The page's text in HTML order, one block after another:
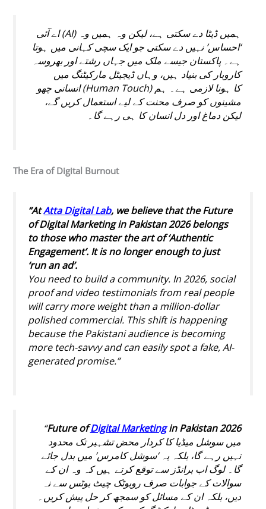
اے آئی (AI) ہمیں ڈیٹا دے سکتی ہے، لیکن وہ ہمیں وہ
‘احساس’ نہیں دے سکتی جو ایک سچی کہانی میں ہوتا
ہے۔ پاکستان جیسے ملک میں جہاں رشتے اور بھروسہ
کاروبار کی بنیاد ہیں، وہاں ڈیجیٹل مارکیٹنگ میں
انسانی چھو (Human Touch) کا ہونا لازمی ہے۔ ہم
مشینوں کو صرف محنت کے لیے استعمال کریں گے،
لیکن دماغ اور دل انسان کا ہی رہے گا۔
The Era of Digital Burnout
“AtAtta Digital Lab, we believe that theFuture
of Digital Marketing in Pakistan 2026belongs
to those who master the art of ‘Authentic
Engagement’. It is no longer enough to just
‘run an ad’.
You need to build a community. In 2026, social
proof and video testimonials from real people
will carry more weight than a million-dollar
polished commercial. This shift is happening
because the Pakistani audience is becoming
more tech-savvy and can easily spot a fake, AI-
generated promise.”
“Future ofDigital Marketingin Pakistan 2026
میں سوشل میڈیا کا کردار محض تشہیر تک محدود
نہیں رہے گا، بلکہ یہ ‘سوشل کامرس’ میں بدل جائے
گا۔ لوگ اب برانڈز سے توقع کرتے ہیں کہ وہ ان کے
سوالات کے جوابات صرف روبوٹک چیٹ بوٹس سے نہ
دیں، بلکہ ان کے مسائل کو سمجھ کر حل پیش کریں۔